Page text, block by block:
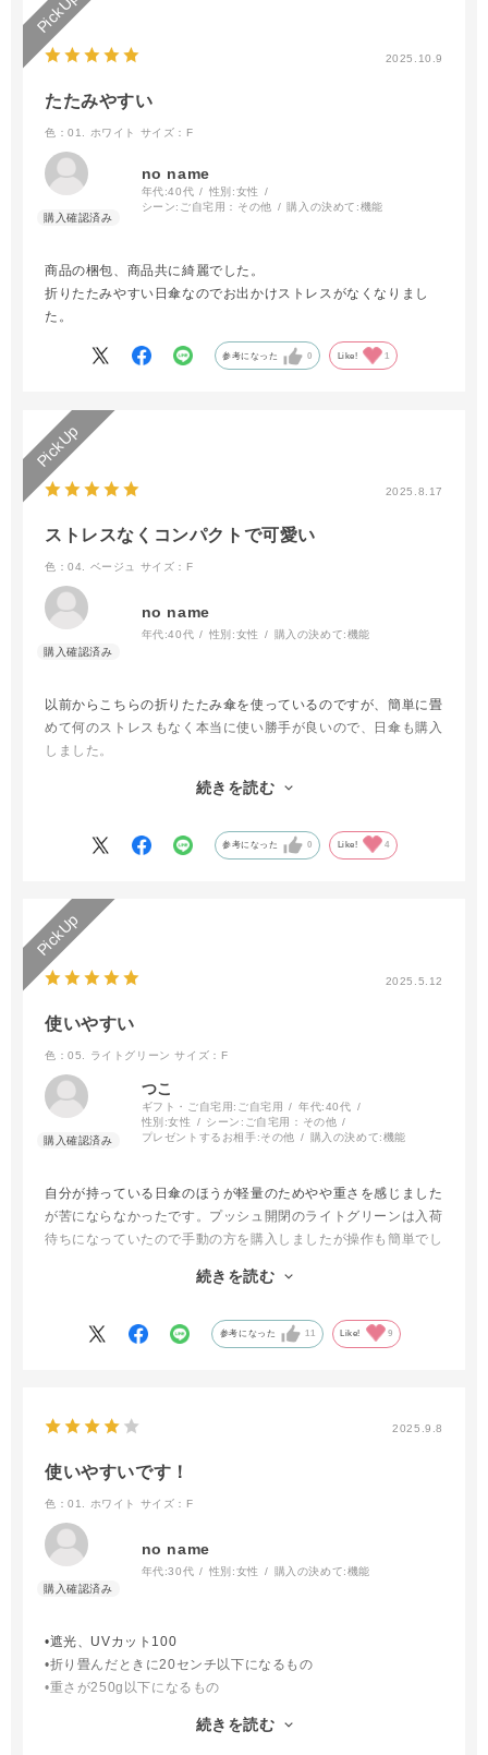
2025.10.9
たたみやすい
色：01. ホワイト サイズ：F
no name
年代:40代 性別:女性
シーン: ご自宅用：その他 購入の決めて:機能
商品の梱包、商品共に綺麗でした。
折りたたみやすい日傘なのでお出かけストレスがなくなりまし
た。
参考になった 0 Like! 1
2025.8.17
ストレスなくコンパクトで可愛い
色：04. ベージュ サイズ：F
no name
年代:40代 性別:女性 購入の決めて:機能
以前からこちらの折りたたみ傘を使っているのですが、簡単に畳
めて何のストレスもなく本当に使い勝手が良いので、日傘も購入
しました。
っかりしている上コンパクトで持ち運ぶのに便利です。
どの色も可愛いかったのでどれにするかすごく迷いましたが、飽
きが来なそうで長く使えるかなと思いベージュを選びました。
お色味でコレにして良かったなと大変気に入っています。
来月は万博に行くので、そこでも活躍してくれることでしょう。
続きを読む
参考になった 0 Like! 4
2025.5.12
使いやすい
色：05. ライトグリーン サイズ：F
つこ
ギフト・ご自宅用: ご自宅用 年代:40代
性別:女性 シーン: ご自宅用：その他
プレゼントするお相手:その他 購入の決めて:機能
自分が持っている日傘のほうが軽量のためやや重さを感じました
が苦にならなかったです。プッシュ開閉のライトグリーンは入荷
待ちになっていたので手動の方を購入しましたが操作も簡単でし
こないのと、すぐに乾いて翌日は晴天で使いましたがとても眩し
じました。収納する際も形状記憶のためとても簡単で購入してよ
続きを読む
参考になった 11 Like! 9
2025.9.8
使いやすいです！
色：01. ホワイト サイズ：F
no name
年代:30代 性別:女性 購入の決めて:機能
•遮光、UVカット100
•折り畳んだときに20センチ以下になるもの
•重さが250g以下になるもの
続きを読む